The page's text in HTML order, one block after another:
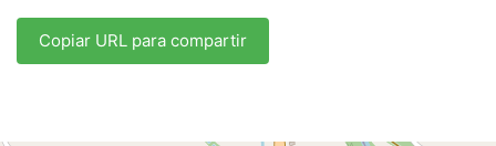
Copiar URL para compartir